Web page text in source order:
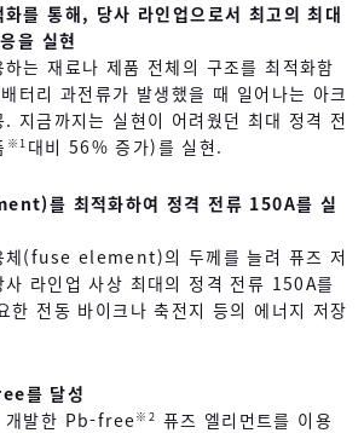
를 통해, 당사 라인업으로서 최고의 최대
을 실현
는 재료나 제품 전체의 구조를 최적화함
터리 과전류가 발생했을 때 일어나는 아크
지금까지는 실현이 어려웠던 최대 정격 전
※1 대비 56% 증가)를 실현.
를 최적화하여 정격 전류 150A를 실
체(fuse element)의 두께를 늘려 퓨즈 저
사 라인업 사상 최대의 정격 전류 150A를
한 전동 바이크나 축전지 등의 에너지 저장
를 달성
개발한 Pb-free※2 퓨즈 엘리먼트를 이용